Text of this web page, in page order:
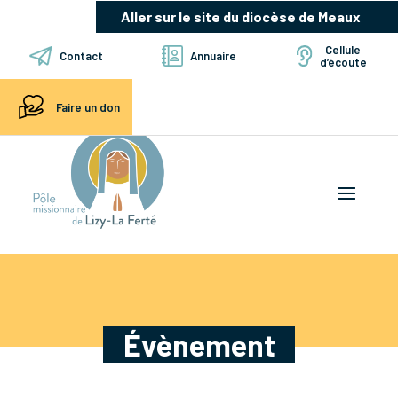
Aller sur le site du diocèse de Meaux
Contact Annuaire
Cellule
d’écoute
Faire un don
Évènement